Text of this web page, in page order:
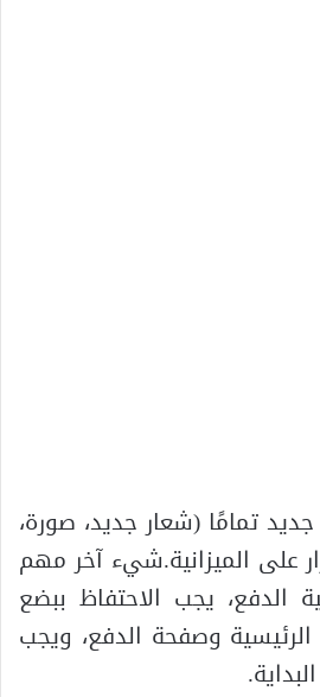
تمامًا (شعار جديد، صورة،
على الميزانية.شيء آخر مهم
الدفع، يجب الاحتفاظ ببضع
وصفحة الدفع، ويجب